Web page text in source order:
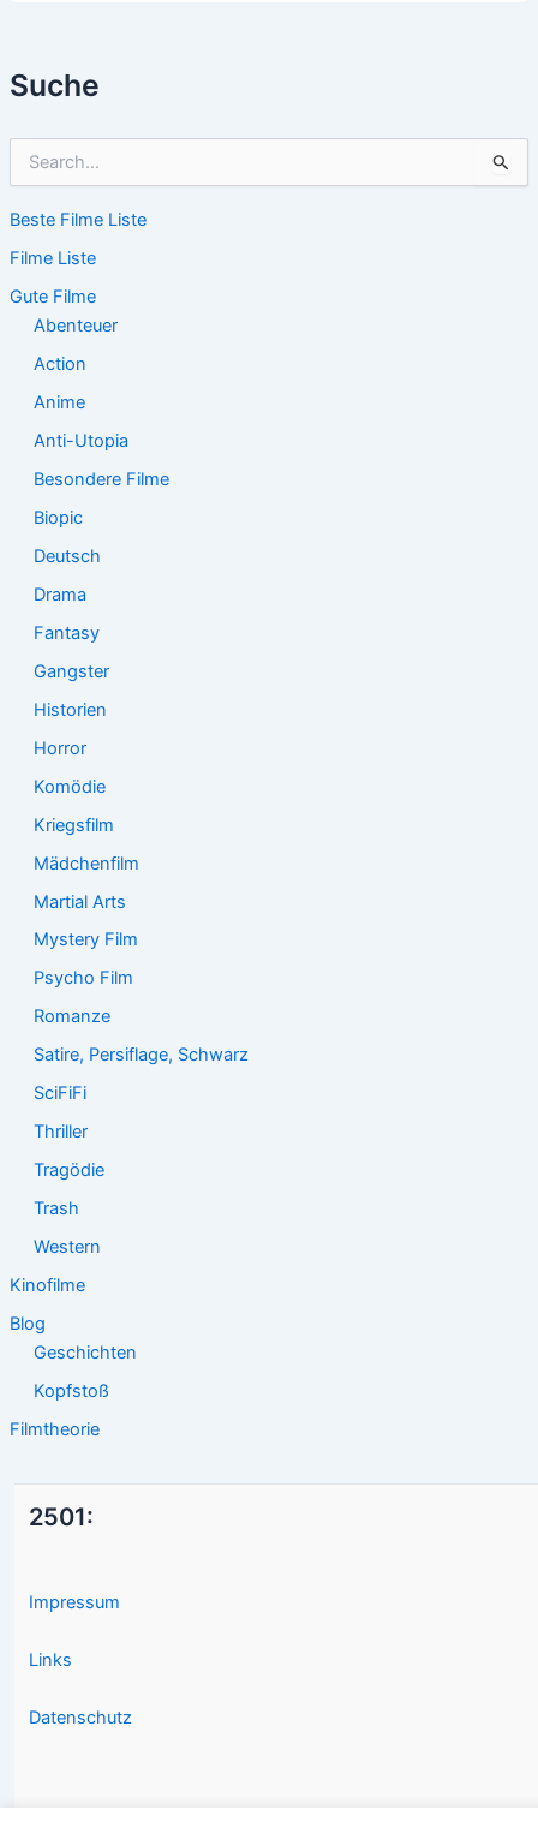
Suche
h
n
n
Beste Filme Liste
Filme Liste
Gute Filme
Abenteuer
Action
Anime
Anti-Utopia
Besondere Filme
Biopic
Deutsch
Drama
Fantasy
Gangster
Historien
Horror
Komödie
Kriegsfilm
Mädchenfilm
Martial Arts
Mystery Film
Psycho Film
Romanze
Satire, Persiflage, Schwarz
SciFiFi
Thriller
Tragödie
Trash
Western
Kinofilme
Blog
Geschichten
Kopfstoß
Filmtheorie
2501:
Impressum
Links
Datenschutz